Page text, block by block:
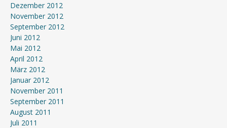
Dezember 2012
November 2012
September 2012
Juni 2012
Mai 2012
April 2012
März 2012
Januar 2012
November 2011
September 2011
August 2011
Juli 2011